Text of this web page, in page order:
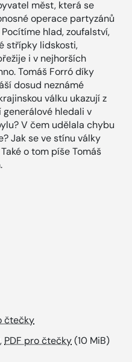
měst, která se
operace partyzánů
hlad, zoufalství,
střípky lidskosti,
i v nejhorších
Tomáš Forró díky
dosud neznámé
válku ukazují z
hledali v
V čem udělala chybu
Jak se ve stínu války
o tom píše Tomáš
čtečky
PDF pro čtečky(10 MiB)